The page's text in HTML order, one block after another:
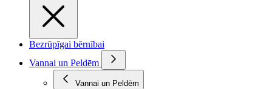
Bezrūpīgai bērnībai
Vannai un Peldēm
Vannai un Peldēm